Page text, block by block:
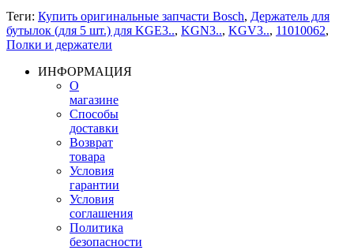
Теги: Купить оригинальные запчасти Bosch, Держатель для
бутылок (для 5 шт.) для KGE3.., KGN3.., KGV3.., 11010062,
Полки и держатели
ИНФОРМАЦИЯ
О
магазине
Способы
доставки
Возврат
товара
Условия
гарантии
Условия
соглашения
Политика
безопасности